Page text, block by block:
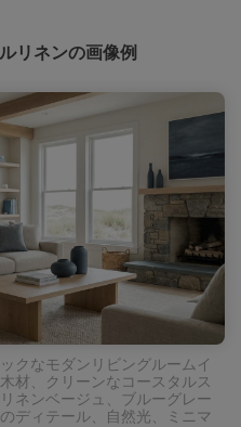
リネンの画像例
クなモダンリビングルームイ
材、クリーンなコースタルス
ネンベージュ、ブルーグレー
ディテール、自然光、ミニマ